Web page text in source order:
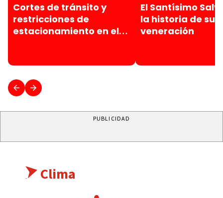
Cortes de tránsito y
restricciones de
estacionamiento en el
El Santísimo
la historia de su
veneración
PUBLICIDAD
Clima